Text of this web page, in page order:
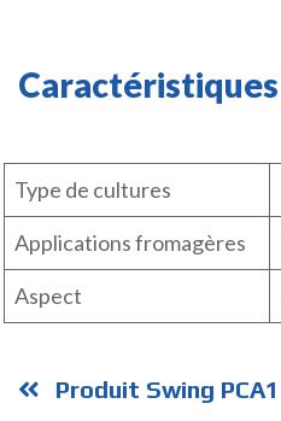
Caractéristiques
Type de cultures
Applications fromagères
Aspect
Produit Swing PCA1